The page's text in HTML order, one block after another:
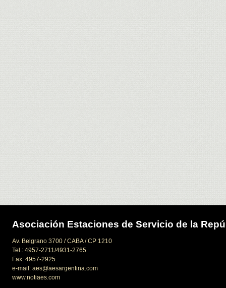
Asociación Estaciones de Servicio de la
Av. Belgrano 3700 / CABA / CP 1210
Tel.: 4957-2711/4931-2765
Fax: 4957-2925
e-mail: aes@aesargentina.com
www.notiaes.com